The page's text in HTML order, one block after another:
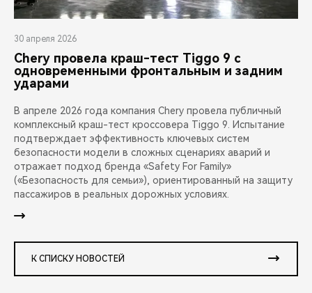
30 апреля 2026
Chery провела краш-тест Tiggo 9 с
одновременными фронтальным и задним
ударами
В апреле 2026 года компания Chery провела публичный
комплексный краш-тест кроссовера Tiggo 9. Испытание
подтверждает эффективность ключевых систем
безопасности модели в сложных сценариях аварий и
отражает подход бренда «Safety For Family»
(«Безопасность для семьи»), ориентированный на защиту
пассажиров в реальных дорожных условиях.
К СПИСКУ НОВОСТЕЙ